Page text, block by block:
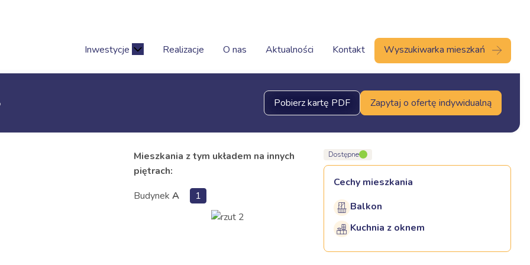
Inwestycje Realizacje O nas Aktualności Kontakt Wyszukiwarka mieszkań
Pobierz kartę PDF Zapytaj o ofertę indywidualną
Mieszkania z tym układem na innych
piętrach:
Budynek A 1
Dostępne
Cechy mieszkania
Balkon
Kuchnia z oknem